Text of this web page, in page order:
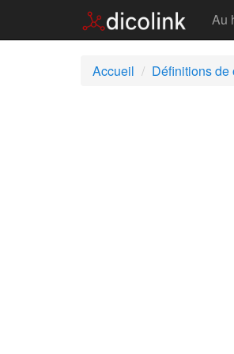
Au
Accueil Définitions de
Obseda